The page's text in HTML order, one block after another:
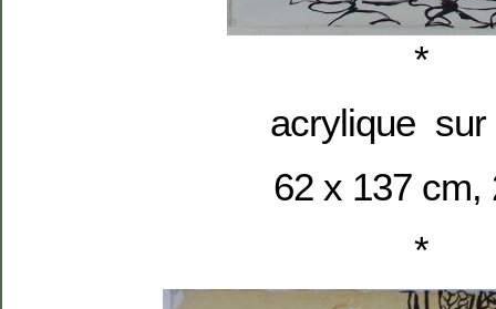
*
acrylique sur
62 x 137 cm,
*